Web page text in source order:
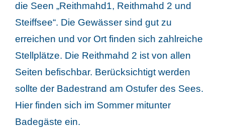
die Seen „Reithmahd1, Reithmahd 2 und
Steiffsee“. Die Gewässer sind gut zu
erreichen und vor Ort finden sich zahlreiche
Stellplätze. Die Reithmahd 2 ist von allen
Seiten befischbar. Berücksichtigt werden
sollte der Badestrand am Ostufer des Sees.
Hier finden sich im Sommer mitunter
Badegäste ein.